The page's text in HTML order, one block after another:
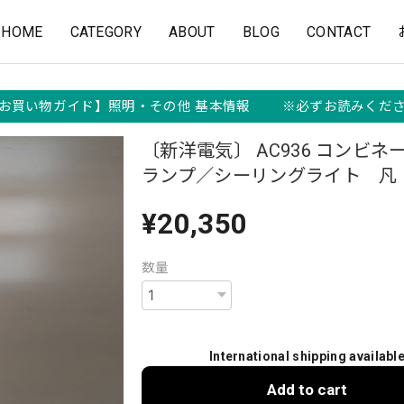
HOME CATEGORY ABOUT BLOG CONTACT
買い物ガイド】照明・その他 基本情報 ※必ずお読みくだ
〔新洋電気〕 AC936 コンビネ
ランプ／シーリングライト
¥20,350
数量
International shipping
Add to cart